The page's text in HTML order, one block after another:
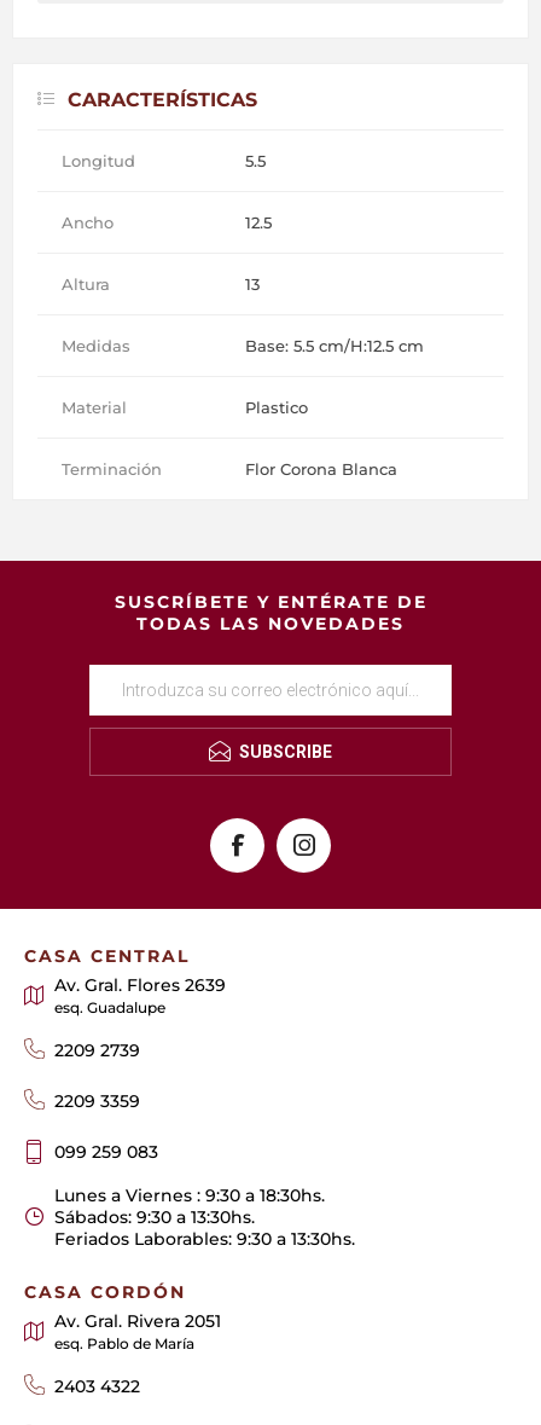
CARACTERÍSTICAS
Longitud 5.5
Ancho 12.5
Altura 13
Medidas Base: 5.5 cm/H:12.5 cm
Material Plastico
Terminación Flor Corona Blanca
SUSCRÍBETE Y ENTÉRATE DE
TODAS LAS NOVEDADES
SUBSCRIBE
CASA CENTRAL
Av. Gral. Flores 2639
esq. Guadalupe
2209 2739
2209 3359
099 259 083
Lunes a Viernes : 9:30 a 18:30hs.
Sábados: 9:30 a 13:30hs.
Feriados Laborables: 9:30 a 13:30hs.
CASA CORDÓN
Av. Gral. Rivera 2051
esq. Pablo de María
2403 4322